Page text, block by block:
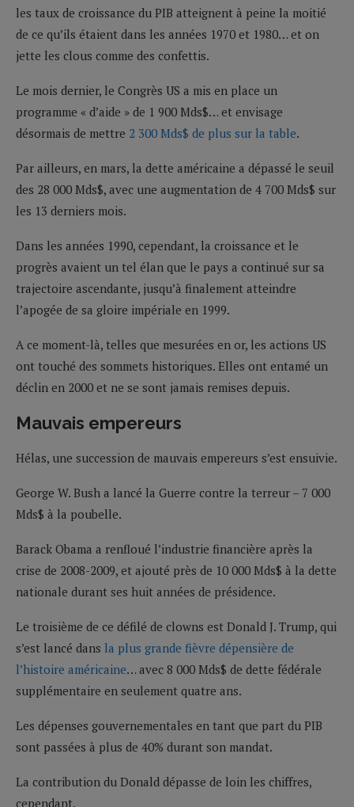
les taux de croissance du PIB atteignent à peine la moitié
de ce qu’ils étaient dans les années 1970 et 1980… et on
jette les clous comme des confettis.
Le mois dernier, le Congrès US a mis en place un
programme « d’aide » de 1 900 Mds$… et envisage
désormais de mettre 2 300 Mds$ de plus sur la table.
Par ailleurs, en mars, la dette américaine a dépassé le seuil
des 28 000 Mds$, avec une augmentation de 4 700 Mds$ sur
les 13 derniers mois.
Dans les années 1990, cependant, la croissance et le
progrès avaient un tel élan que le pays a continué sur sa
trajectoire ascendante, jusqu’à finalement atteindre
l’apogée de sa gloire impériale en 1999.
A ce moment-là, telles que mesurées en or, les actions US
ont touché des sommets historiques. Elles ont entamé un
déclin en 2000 et ne se sont jamais remises depuis.
Mauvais empereurs
Hélas, une succession de mauvais empereurs s’est ensuivie.
George W. Bush a lancé la Guerre contre la terreur – 7 000
Mds$ à la poubelle.
Barack Obama a renfloué l’industrie financière après la
crise de 2008-2009, et ajouté près de 10 000 Mds$ à la dette
nationale durant ses huit années de présidence.
Le troisième de ce défilé de clowns est Donald J. Trump, qui
s’est lancé dans la plus grande fièvre dépensière de
l’histoire américaine… avec 8 000 Mds$ de dette fédérale
supplémentaire en seulement quatre ans.
Les dépenses gouvernementales en tant que part du PIB
sont passées à plus de 40% durant son mandat.
La contribution du Donald dépasse de loin les chiffres,
cependant.